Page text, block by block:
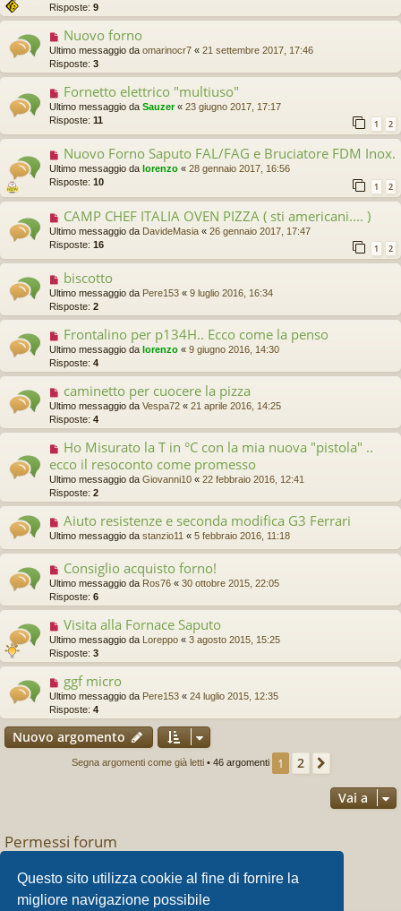
Questo sito utilizza cookie al fine di fornire la
migliore navigazione possibile
Risposte: 9
Nuovo forno
Ultimo messaggio da omarinocr7 « 21 settembre 2017, 17:46
Risposte: 3
Fornetto elettrico "multiuso"
Ultimo messaggio da Sauzer« 23 giugno 2017, 17:17
Risposte: 11 1 2
Nuovo Forno Saputo FAL/FAG e Bruciatore FDM Inox.
Ultimo messaggio da lorenzo « 28 gennaio 2017, 16:56
Risposte: 10 1 2
CAMP CHEF ITALIA OVEN PIZZA ( sti americani.... )
Ultimo messaggio da DavideMasia « 26 gennaio 2017, 17:47
Risposte: 16 1 2
biscotto
Ultimo messaggio da Pere153 « 9 luglio 2016, 16:34
Risposte: 2
Frontalino per p134H.. Ecco come la penso
Ultimo messaggio da lorenzo « 9 giugno 2016, 14:30
Risposte: 4
caminetto per cuocere la pizza
Ultimo messaggio da Vespa72 « 21 aprile 2016, 14:25
Risposte: 4
Ho Misurato la T in °C con la mia nuova "pistola" ..
ecco il resoconto come promesso
Ultimo messaggio da Giovanni10 « 22 febbraio 2016, 12:41
Risposte: 2
Aiuto resistenze e seconda modifica G3 Ferrari
Ultimo messaggio da stanzio11 « 5 febbraio 2016, 11:18
Consiglio acquisto forno!
Ultimo messaggio da Ros76 « 30 ottobre 2015, 22:05
Risposte: 6
Visita alla Fornace Saputo
Ultimo messaggio da Loreppo « 3 agosto 2015, 15:25
Risposte: 3
ggf micro
Ultimo messaggio da Pere153 « 24 luglio 2015, 12:35
Risposte: 4
Nuovo argomento
Segna argomenti come già letti• 46 argomenti 1 2
Vai a
Permessi forum
Non puoirispondere negli argomenti
Non puoi
Non puoicancellare i tuoi messaggi